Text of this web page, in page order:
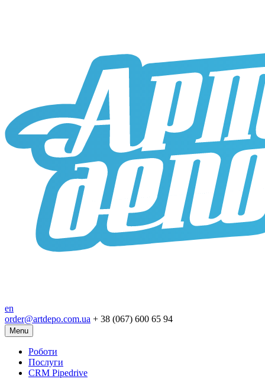
en
order@artdepo.com.ua + 38 (067) 600 65 94
Menu
Роботи
Послуги
CRM Pipedrive